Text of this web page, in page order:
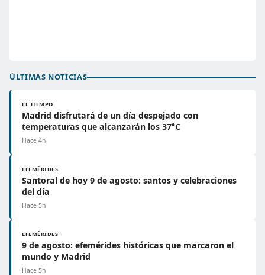
ÚLTIMAS NOTICIAS
EL TIEMPO
Madrid disfrutará de un día despejado con
temperaturas que alcanzarán los 37°C
Hace 4h
EFEMÉRIDES
Santoral de hoy 9 de agosto: santos y celebraciones
del día
Hace 5h
EFEMÉRIDES
9 de agosto: efemérides históricas que marcaron el
mundo y Madrid
Hace 5h